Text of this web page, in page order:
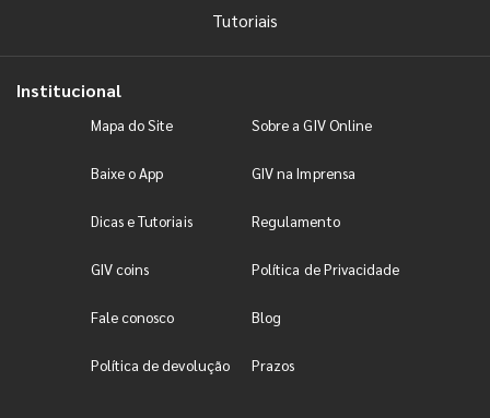
Tutoriais
Institucional
Mapa do Site Sobre a GIV Online
Baixe o App GIV na Imprensa
Dicas e Tutoriais Regulamento
GIV coins Política de Privacidade
Fale conosco Blog
Política de devolução Prazos